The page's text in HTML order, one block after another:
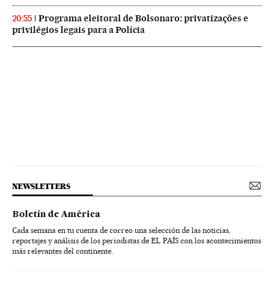
20:55
Programa eleitoral de Bolsonaro: privatizações e
privilégios legais para a Polícia
NEWSLETTERS
Boletín de América
Cada semana en tu cuenta de correo una selección de las noticias,
reportajes y análisis de los periodistas de EL PAÍS con los acontecimientos
más relevantes del continente.